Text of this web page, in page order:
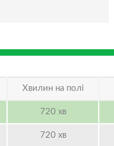
Хвилин на полі
720 хв
720 хв